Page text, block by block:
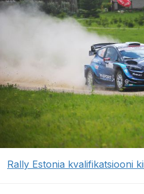
Rally Estonia kvalifikatsiooni